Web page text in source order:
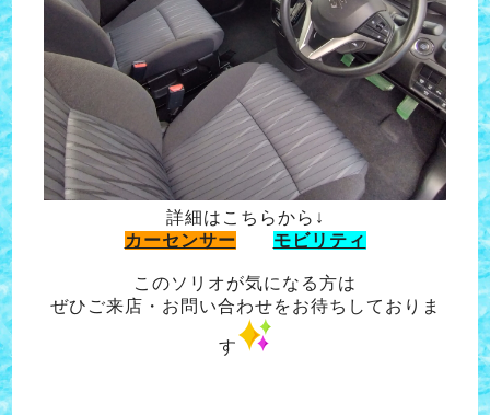
詳細はこちらから↓
カーセンサー
モビリティ
このソリオが気になる方は
ぜひご来店・お問い合わせをお待ちしておりま
す